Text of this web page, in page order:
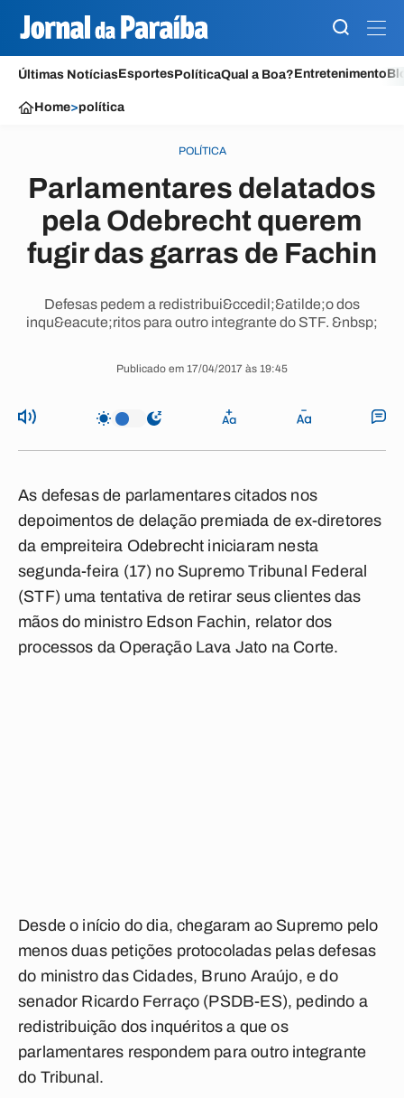
Últimas NotíciasEsportesPolíticaQual a Boa?Entretenimento
Home>política
POLÍTICA
Parlamentares delatados
pela Odebrecht querem
fugir das garras de Fachin
Defesas pedem a redistribui&ccedil;&atilde;o dos
inqu&eacute;ritos para outro integrante do STF. &nbsp;
Publicado em 17/04/2017 às 19:45
As defesas de parlamentares citados nos
depoimentos de delação premiada de ex-diretores
da empreiteira Odebrecht iniciaram nesta
segunda-feira (17) no Supremo Tribunal Federal
(STF) uma tentativa de retirar seus clientes das
mãos do ministro Edson Fachin, relator dos
processos da Operação Lava Jato na Corte.
Desde o início do dia, chegaram ao Supremo pelo
menos duas petições protocoladas pelas defesas
do ministro das Cidades, Bruno Araújo, e do
senador Ricardo Ferraço (PSDB-ES), pedindo a
redistribuição dos inquéritos a que os
parlamentares respondem para outro integrante
do Tribunal.